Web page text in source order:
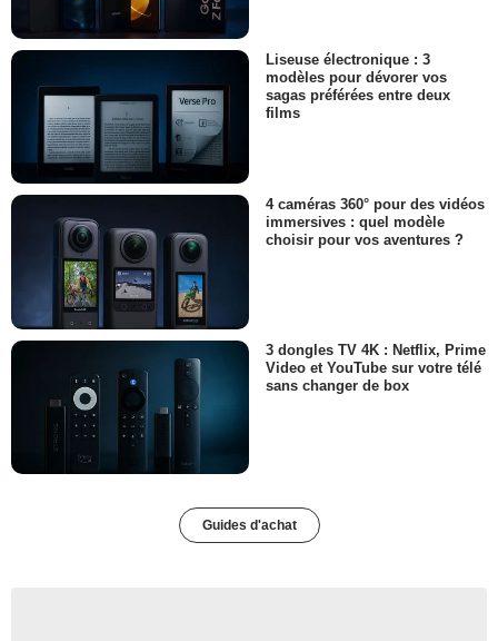
Liseuse électronique : 3
modèles pour dévorer vos
sagas préférées entre deux
films
4 caméras 360° pour des vidéos
immersives : quel modèle
choisir pour vos aventures ?
3 dongles TV 4K : Netflix, Prime
Video et YouTube sur votre télé
sans changer de box
Guides d'achat